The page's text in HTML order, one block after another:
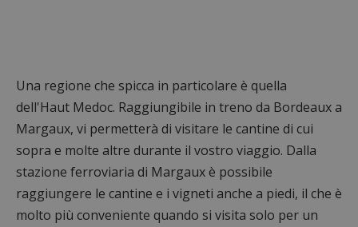
Una regione che spicca in particolare è quella
dell'Haut Medoc. Raggiungibile in treno da Bordeaux a
Margaux, vi permetterà di visitare le cantine di cui
sopra e molte altre durante il vostro viaggio. Dalla
stazione ferroviaria di Margaux è possibile
raggiungere le cantine e i vigneti anche a piedi, il che è
molto più conveniente quando si visita solo per un